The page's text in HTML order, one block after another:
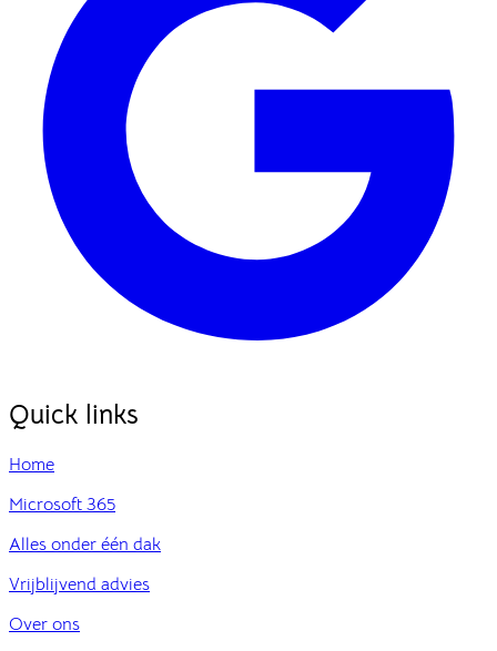
Quick links
Home
Microsoft 365
Alles onder één dak
Vrijblijvend advies
Over ons